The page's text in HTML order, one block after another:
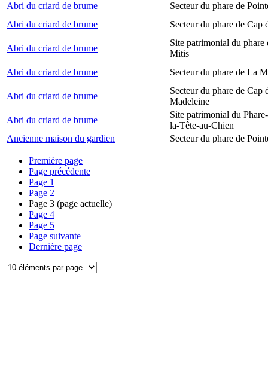
Abri du criard de brume
Secteur du phare de
Abri du criard de brume
Secteur du phare de Cap
Abri du criard de brume
Site patrimonial du phare
Mitis
Abri du criard de brume
Secteur du phare de La
Abri du criard de brume
Secteur du phare de Cap
Madeleine
Abri du criard de brume
Site patrimonial du
la-Tête-au-Chien
Ancienne maison du gardien
Secteur du phare de
Première page
Page précédente
Page 1
Page 2
Page 3 (page actuelle)
Page 4
Page 5
Page suivante
Dernière page